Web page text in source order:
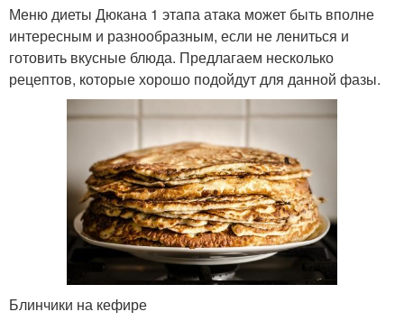
Меню диеты Дюкана 1 этапа атака может быть вполне
интересным и разнообразным, если не лениться и
готовить вкусные блюда. Предлагаем несколько
рецептов, которые хорошо подойдут для данной фазы.
Блинчики на кефире